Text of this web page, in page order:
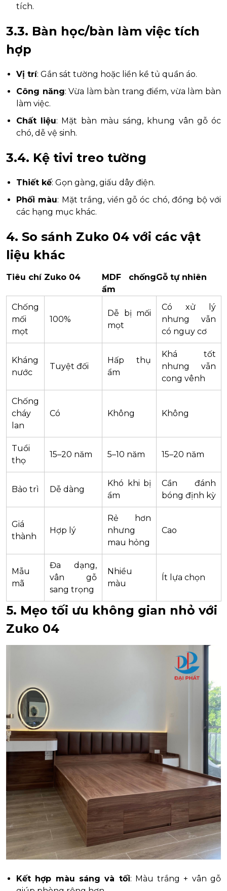
tích.
3.3. Bàn học/bàn làm việc tích
hợp
Vị trí: Gắn sát tường hoặc liền kề tủ quần áo.
Công năng: Vừa làm bàn trang điểm, vừa làm bàn
làm việc.
Chất liệu: Mặt bàn màu sáng, khung vân gỗ óc
chó, dễ vệ sinh.
3.4. Kệ tivi treo tường
Thiết kế: Gọn gàng, giấu dây điện.
Phối màu: Mặt trắng, viền gỗ óc chó, đồng bộ với
các hạng mục khác.
4. So sánh Zuko 04 với các vật
liệu khác
Tiêu chí Zuko 04
MDF chống
ẩm
Gỗ tự nhiên
Chống
mối
mọt
100%
Dễ bị mối
mọt
Có xử lý
nhưng vẫn
có nguy cơ
Kháng
nước
Tuyệt đối
Hấp thụ
ẩm
Khá tốt
nhưng vẫn
cong vênh
Chống
cháy
lan
Có Không Không
Tuổi
thọ
15–20 năm 5–10 năm 15–20 năm
Bảo trì Dễ dàng
Khó khi bị
ẩm
Cần đánh
bóng định kỳ
Giá
thành
Hợp lý
Rẻ hơn
nhưng
mau hỏng
Cao
Mẫu
mã
Đa dạng,
vân gỗ
sang trọng
Nhiều
màu
Ít lựa chọn
5. Mẹo tối ưu không gian nhỏ với
Zuko 04
Kết hợp màu sáng và tối: Màu trắng + vân gỗ